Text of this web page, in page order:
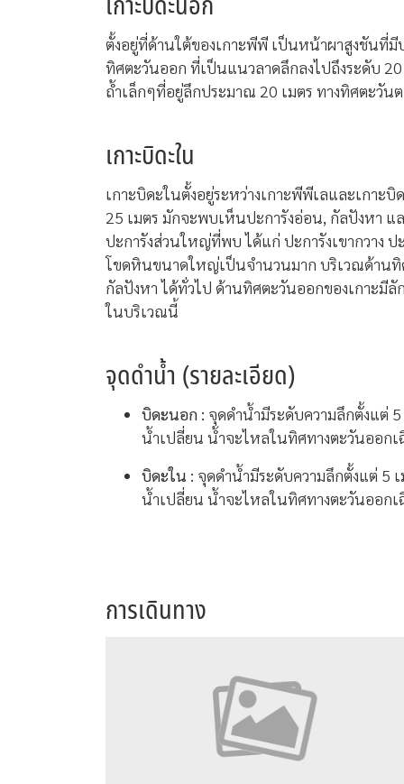
ตั้งอยู่ที่ด้านใต้ของเกาะพีพี เป็นหน้าผาสูงชันที่
ทิศตะวันออก ที่เป็นแนวลาดลึกลงไปถึงระดับ
ถ้ำเล็กๆที่อยู่ลึกประมาณ 20 เมตร ทางทิศตะวัน
เกาะบิดะใน
เกาะบิดะในตั้งอยู่ระหว่างเกาะพีพีเลและเก
25 เมตร มักจะพบเห็นปะการังอ่อน, กัลปังหา
ปะการังส่วนใหญ่ที่พบ ได้แก่ ปะการังเขากวาง
โขดหินขนาดใหญ่เป็นจำนวนมาก บริเวณด้านทิ
กัลปังหา ได้ทั่วไป ด้านทิศตะวันออกของเกาะมี
ในบริเวณนี้
จุดดำน้ำ (รายละเอียด)
บิดะนอก : จุดดำน้ำมีระดับความลึกตั้งแต่
น้ำเปลี่ยน น้ำจะไหลในทิศทางตะวันออกเ
บิดะใน : จุดดำน้ำมีระดับความลึกตั้งแต่ 5
น้ำเปลี่ยน น้ำจะไหลในทิศทางตะวันออกเ
การเดินทาง